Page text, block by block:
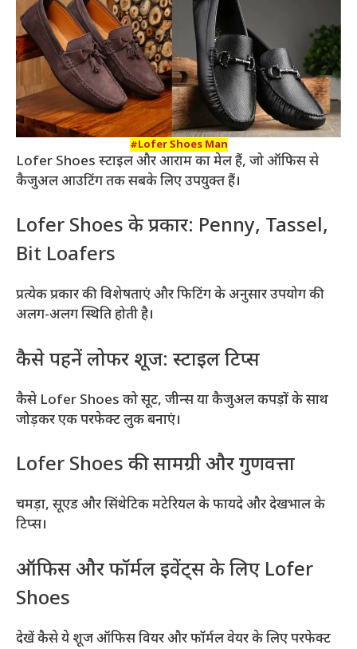
#Lofer Shoes Man
Lofer Shoes स्टाइल और आराम का मेल हैं, जो ऑफिस से
कैजुअल आउटिंग तक सबके लिए उपयुक्त हैं।
Lofer Shoes के प्रकार: Penny, Tassel,
Bit Loafers
प्रत्येक प्रकार की विशेषताएं और फिटिंग के अनुसार उपयोग की
अलग-अलग स्थिति होती है।
कैसे पहनें लोफर शूज: स्टाइल टिप्स
कैसे Lofer Shoes को सूट, जीन्स या कैजुअल कपड़ों के साथ
जोड़कर एक परफेक्ट लुक बनाएं।
Lofer Shoes की सामग्री और गुणवत्ता
चमड़ा, सूएड और सिंथेटिक मटेरियल के फायदे और देखभाल के
टिप्स।
ऑफिस और फॉर्मल इवेंट्स के लिए Lofer
Shoes
देखें कैसे ये शूज ऑफिस वियर और फॉर्मल वेयर के लिए परफेक्ट